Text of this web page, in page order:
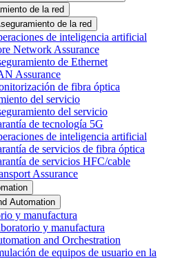
de la red
de la red
de inteligencia artificial
Network Assurance
de Ethernet
Assurance
de fibra óptica
del servicio
del servicio
de tecnología 5G
de inteligencia artificial
de servicios de fibra óptica
de servicios HFC/cable
Assurance
Automation
y manufactura
y manufactura
and Orchestration
de equipos de usuario en la